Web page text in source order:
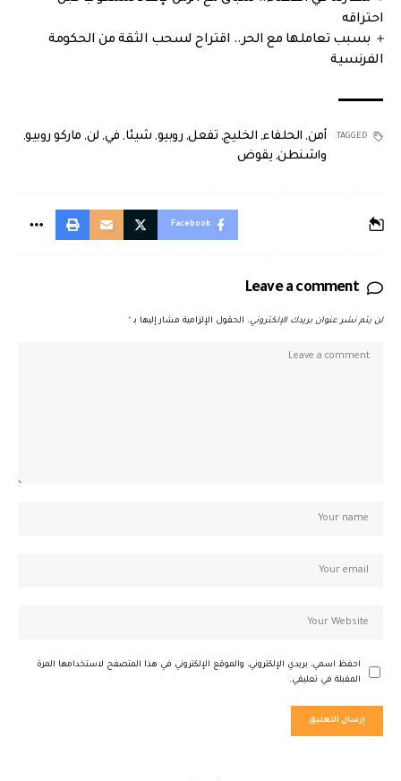
احتراقه
بسبب تعاملها مع الحر.. اقتراح لسحب الثقة من الحكومة
الفرنسية
TAGGED: أمن, الحلفاء, الخليج, تفعل, روبيو, شيئا, في, لن, ماركو روبيو,
واشنطن, يقوض
Facebook
Leave a comment
لن يتم نشر عنوان بريدك الإلكتروني. الحقول الإلزامية مشار إليها بـ *
احفظ اسمي، بريدي الإلكتروني، والموقع الإلكتروني في هذا المتصفح لاستخدامها المرة
المقبلة في تعليقي.